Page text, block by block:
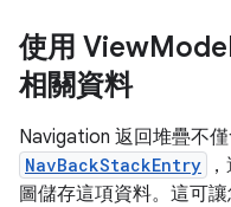
使用 View
相關資料
Navigation 返回堆疊不
NavBackStackEntry
圖儲存這項資料。這可